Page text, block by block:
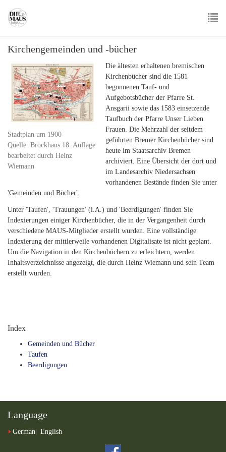
main
Kirchengemeinden und -bücher
Stadtplan um 1900
Quelle: Brockhaus 18. Auflage
bearbeitet durch Heinz
Wiemann
Die ältesten erhaltenen bremischen
Kirchenbücher sind die 1581
begonnenen Tauf- und
Aufgebotsbücher der Pfarre St.
Ansgarii sowie das 1583 einsetzende
Taufbuch der Pfarre Unser Lieben
Frauen. Die Mehrzahl der seitdem
geführten Bremer Kirchenbücher sind
heute im Staatsarchiv Bremen
archiviert. Eine Übersicht der dort und
im Landesarchiv Niedersachsen
vorhandenen Bestände finden Sie unter
'Gemeinden und Bücher'.
Unter 'Taufen', 'Trauungen' (i.A.) und 'Beerdigungen' finden Sie
Indexierungen einiger Kirchenbücher, die in der Vergangenheit durch
verschiedene MAUS-Mitglieder erstellt wurden. Eine vollständige
Indexierung der mittlerweile vorhandenen Digitalisate ist nicht geplant.
Um die Navigation in den Kirchenbüchern zu erleichtern, werden
Inhaltsverzeichnisse angezeigt, die durch Heinz Wiemann und sein Team
erstellt wurden.
Index
Gemeinden und Bücher
Taufen
Beerdigungen
Language
German English